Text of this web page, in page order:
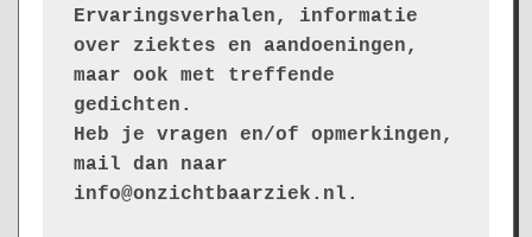
Ervaringsverhalen, informatie
over ziektes en aandoeningen,
maar ook met treffende
gedichten.
Heb je vragen en/of opmerkingen,
mail dan naar
info@onzichtbaarziek.nl.